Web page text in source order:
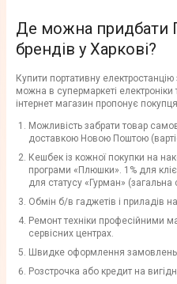
Де можна придбати
брендів у Харкові?
Купити портативну
можна в супермаркеті електроніки
інтернет магазин пропонує
Можливість забрати товар
доставкою Новою Поштою
Кешбек із кожної покупки на
програми «Плюшки». 1% для
для статусу «Гурман»
Обмін б/в гаджетів і приладів
Ремонт техніки професійними
сервісних центрах.
Швидке оформлення замовлень
Розстрочка або кредит на